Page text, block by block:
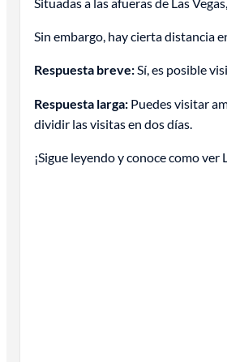
Sin embargo, hay cierta distancia
Respuesta breve:Sí, es posible
Respuesta larga:Puedes visitar
dividir las visitas en dos días.
¡Sigue leyendo y conoce como